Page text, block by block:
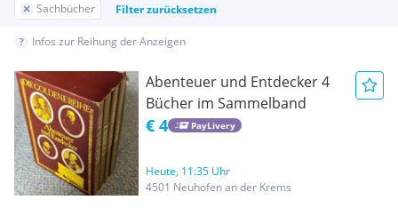
Sachbücher Filter zurücksetzen
Infos zur Reihung der Anzeigen
Abenteuer und Entdecker 4
Bücher im Sammelband
€ 4 PayLivery
Heute, 11:35 Uhr
4501 Neuhofen an der Krems